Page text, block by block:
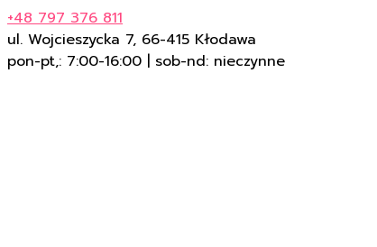
+48 797 376 811
ul. Wojcieszycka 7, 66-415 Kłodawa
pon-pt,: 7:00-16:00 | sob-nd: nieczynne